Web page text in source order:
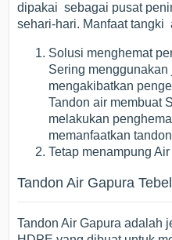
dipakai sebagai pusat
sehari-hari. Manfaat tangki
Solusi menghemat
Sering menggunakan
mengakibatkan
Tandon air membuat
melakukan
memanfaatkan
Tetap menampung
Tandon Air Gapura
Tandon Air Gapura adalah